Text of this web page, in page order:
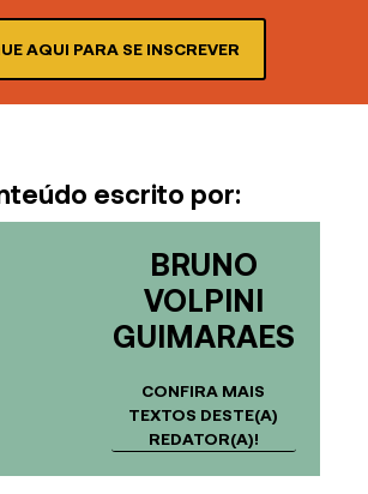
AQUI PARA SE INSCREVER
escrito por:
BRUNO
VOLPINI
GUIMARAES
CONFIRA MAIS
TEXTOS DESTE(A)
REDATOR(A)!